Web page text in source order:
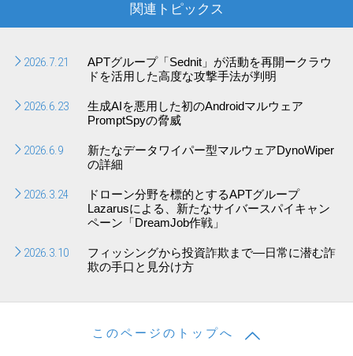
関連トピックス
2026.7.21
APTグループ「Sednit」が活動を再開ークラウ
ドを活用した高度な攻撃手法が判明
2026.6.23
生成AIを悪用した初のAndroidマルウェア
PromptSpyの脅威
2026.6.9
新たなデータワイパー型マルウェアDynoWiper
の詳細
2026.3.24
ドローン分野を標的とするAPTグループ
Lazarusによる、新たなサイバースパイキャン
ペーン「DreamJob作戦」
2026.3.10
フィッシングから投資詐欺まで―日常に潜む詐
欺の手口と見分け方
このページのトップへ